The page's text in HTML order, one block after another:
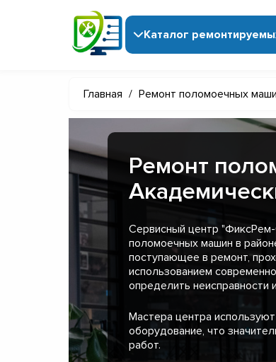
Каталог
Главная / Ремонт поломоечных
Ремонт
Сервисный центр
поломоечных машин в
поступающее в ремонт,
использованием
определить неисправности
Мастера центра
оборудование, что
работ.